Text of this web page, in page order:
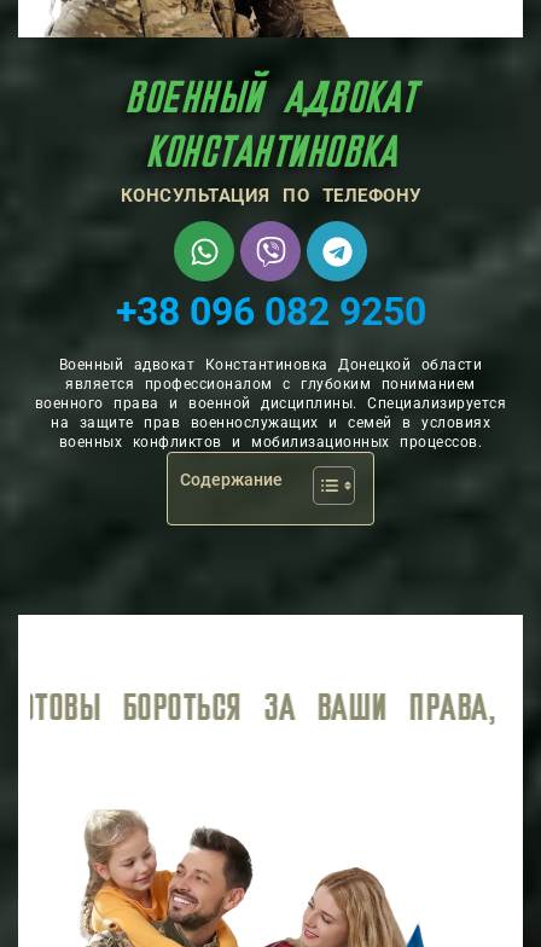
‎‎ВОЕННЫЙ АДВОКАТ
КОНСТАНТИНОВКА
КОНСУЛЬТАЦИЯ ПО ТЕЛЕФОНУ
+38 096 082 9250
‎‎Военный адвокат Константиновка Донецкой области
является профессионалом с глубоким пониманием
военного права и военной дисциплины. Специализируется
на защите прав военнослужащих и семей в условиях
военных конфликтов и мобилизационных процессов.
Содержание
ВЫСОКИЙ УРОВЕНЬ